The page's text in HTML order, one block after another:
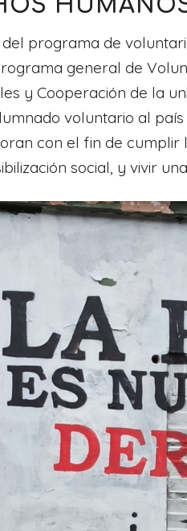
programa de
general de
y Cooperación de la
voluntario al
con el fin de
social, y vivir